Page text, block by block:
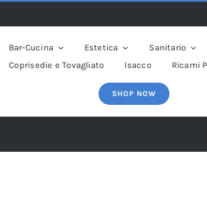
Bar-Cucina Estetica Sanitario
Coprisedie e Tovagliato
Isacco Ricami
SHOP NOW